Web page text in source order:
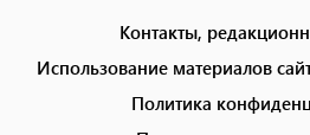
menu
Контакты,
Использование материалов
Политика